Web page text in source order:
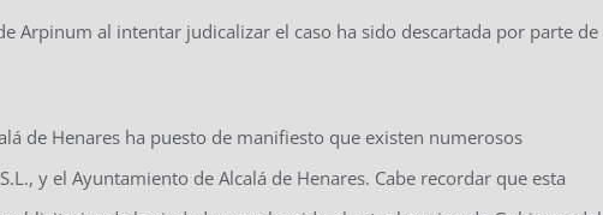
Arpinum al intentar judicalizar el caso ha sido descartada por parte de
de Henares ha puesto de manifiesto que existen numerosos
y el Ayuntamiento de Alcalá de Henares. Cabe recordar que esta